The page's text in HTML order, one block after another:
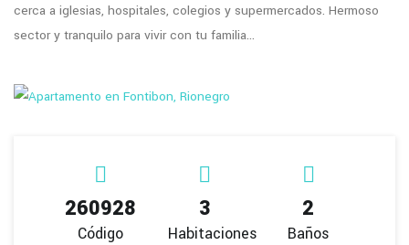
cerca a iglesias, hospitales, colegios y supermercados. Hermoso
sector y tranquilo para vivir con tu familia...
260928
Código
3
Habitaciones
2
Baños